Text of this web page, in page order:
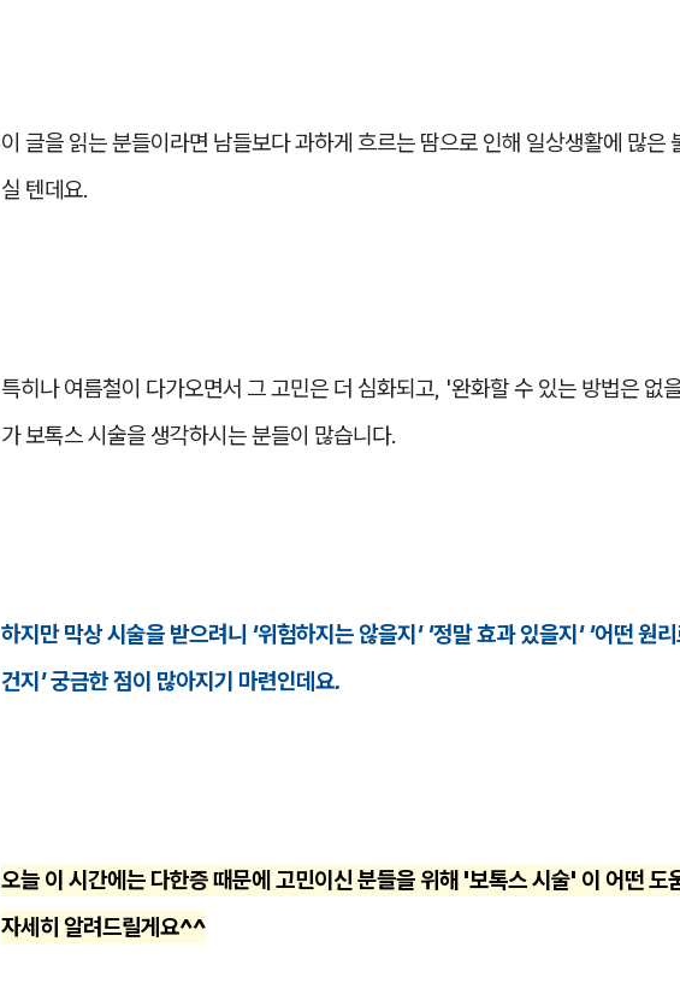
이 글을 읽는 분들이라면 남들보다 과하게 흐르는 땀으로 인해 일상생활에 많은
실 텐데요.
특히나 여름철이 다가오면서 그 고민은 더 심화되고, '완화할 수 있는 방법은 없
가 보톡스 시술을 생각하시는 분들이 많습니다.
하지만 막상 시술을 받으려니 '위험하지는 않을지' '정말 효과 있을지' '어떤 원
건지' 궁금한 점이 많아지기 마련인데요.
오늘 이 시간에는 다한증 때문에 고민이신 분들을 위해 '보톡스 시술' 이 어떤 도
자세히 알려드릴게요^^